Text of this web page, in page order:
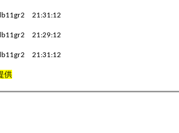
21:31:12
21:29:12
21:31:12
供